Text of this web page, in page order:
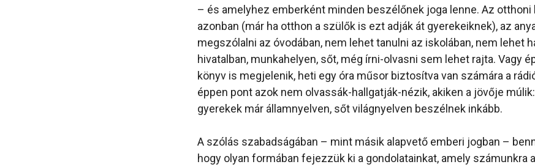
– és amelyhez emberként minden beszélőnek joga lenne. Az otthoni
azonban (már ha otthon a szülők is ezt adják át gyerekeiknek), az
megszólalni az óvodában, nem lehet tanulni az iskolában, nem lehet
hivatalban, munkahelyen, sőt, még írni-olvasni sem lehet rajta. Vagy
könyv is megjelenik, heti egy óra műsor biztosítva van számára a
éppen pont azok nem olvassák-hallgatják-nézik, akiken a jövője
gyerekek már államnyelven, sőt világnyelven beszélnek inkább.
A szólás szabadságában – mint másik alapvető emberi jogban –
hogy olyan formában fejezzük ki a gondolatainkat, amely számunkra a